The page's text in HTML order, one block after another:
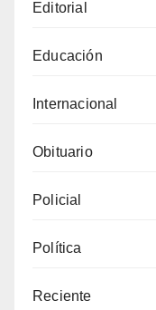
Editorial
Educación
Internacional
Obituario
Policial
Política
Reciente